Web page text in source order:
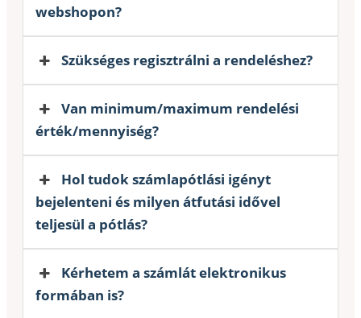
webshopon?
Szükséges regisztrálni a rendeléshez?
Van minimum/maximum rendelési
érték/mennyiség?
Hol tudok számlapótlási igényt
bejelenteni és milyen átfutási idővel
teljesül a pótlás?
Kérhetem a számlát elektronikus
formában is?